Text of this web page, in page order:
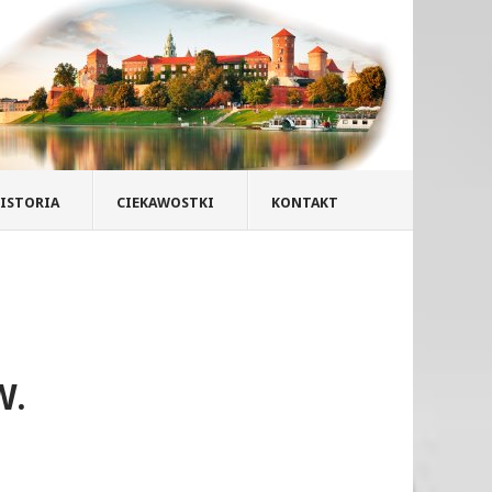
CIEKAWOSTKI KONTAKT